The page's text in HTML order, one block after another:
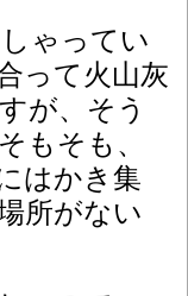
ゃってい
って火山灰
が、そう
もそも、
はかき集
所がない